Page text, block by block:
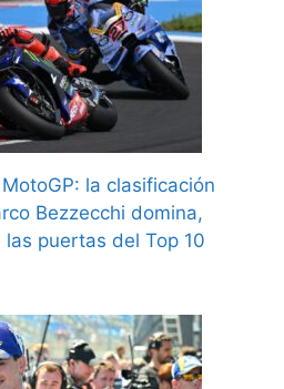
la clasificación
Bezzecchi domina,
puertas del Top 10